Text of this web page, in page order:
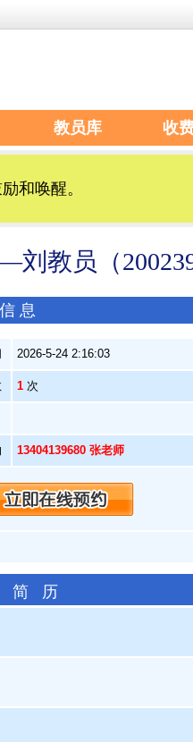
教员库 收
和唤醒。
教员（
息
2026-5-24 2:16:03
1 次
13404139680 张老师
简 历